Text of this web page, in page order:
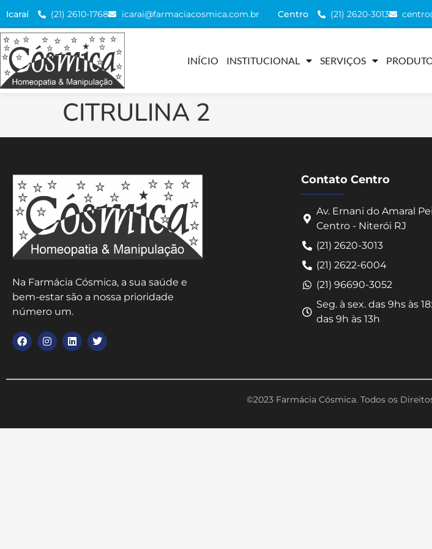
Icaraí (21) 2610-1768 icarai@farmaciacosmica.com.br Centro (21) 2620-3013
INÍCIO INSTITUCIONAL SERVIÇOS
CITRULINA 2
Na Farmácia Cósmica, a sua saúde e
bem-estar são a nossa prioridade
número um.
Contato Centro
Av. Ernani do Amaral
Centro - Niterói RJ
(21) 2620-3013
(21) 2622-6004
(21) 96690-3052
Seg. à sex. das 9hs às
das 9h às 13h
©2023 Farmácia Cósmica. Todos os